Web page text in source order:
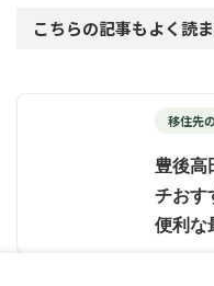
こちらの記事もよく読
移住先
豊後高
チおす
便利な